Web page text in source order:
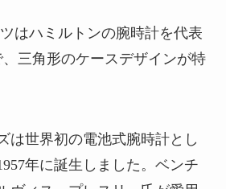
はハミルトンの腕時計を代表
三角形のケースデザインが特
は世界初の電池式腕時計とし
年に誕生しました。ベンチ